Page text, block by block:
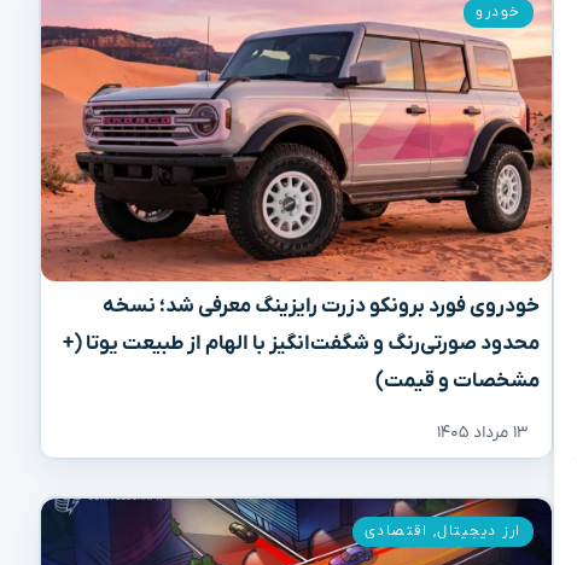
خودروی فورد برونکو دزرت رایزینگ معرفی شد؛ نسخه
محدود صورتی‌رنگ و شگفت‌انگیز با الهام از طبیعت یوتا (+
مشخصات و قیمت)
۱۳ مرداد ۱۴۰۵
خودرو
ارز دیجیتال, اقتصادی